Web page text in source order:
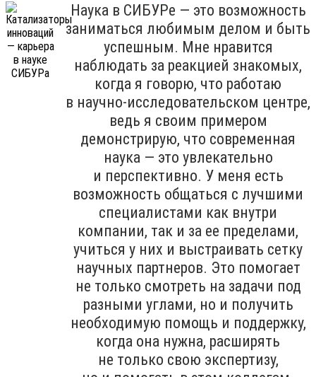
Наука в СИБУРе — это возможность
заниматься любимым делом и быть
успешным. Мне нравится
наблюдать за реакцией знакомых,
когда я говорю, что работаю
в научно-исследовательском центре,
ведь я своим примером
демонстрирую, что современная
наука — это увлекательно
и перспективно. У меня есть
возможность общаться с лучшими
специалистами как внутри
компании, так и за ее пределами,
учиться у них и выстраивать сетку
научных партнеров. Это помогает
не только смотреть на задачи под
разными углами, но и получить
необходимую помощь и поддержку,
когда она нужна, расширять
не только свою экспертизу,